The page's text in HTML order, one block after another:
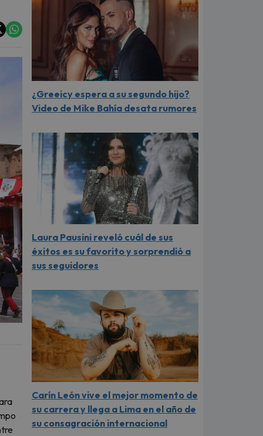
¿Greeicy espera a su segundo hijo?
Video de Mike Bahía desata rumores
Laura Pausini reveló cuál de sus
éxitos es su favorito y sorprendió a
sus seguidores
Carín León vive el mejor momento de
su carrera y llega a Lima en el año de
su consagración internacional